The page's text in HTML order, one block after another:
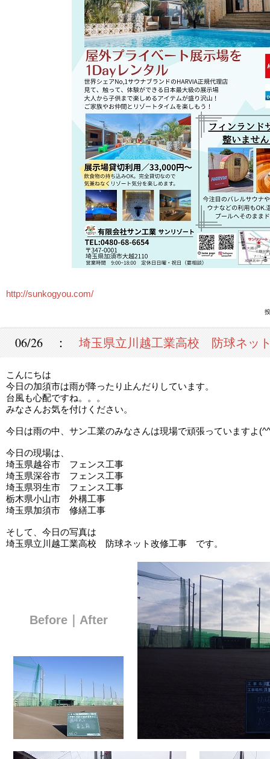
http://sunkogyou.com/
06/26 ： 埼玉県立川越工業高校 防球ネッ
こんにちは
今日の加須市は雨が降ったり止んだりしています。
台風も心配ですね。。。
みなさんお気を付けください。
今日は雨の中、サン工業のみなさんは現場で頑張っていますよ
今日の現場は、
埼玉県越谷市 フェンス工事
埼玉県深谷市 フェンス工事
埼玉県羽生市 フェンス工事
栃木県小山市 外構工事
埼玉県加須市 修繕工事
そして、今日の写真は
埼玉県立川越工業高校 防球ネット改修工事 です。
Before｜After